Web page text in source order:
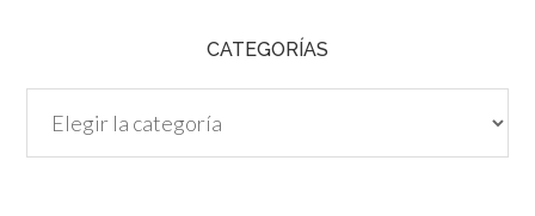
CATEGORÍAS